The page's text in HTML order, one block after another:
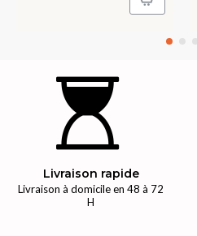
Livraison rapide
Livraison à domicile en 48 à 72
H